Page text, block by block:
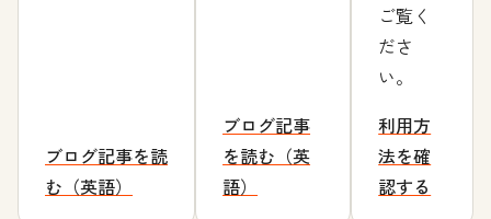
ブログ記事を読
む（英語）
ブログ記事
を読む（英
語）
ご覧く
ださ
い。
利用方
法を確
認する